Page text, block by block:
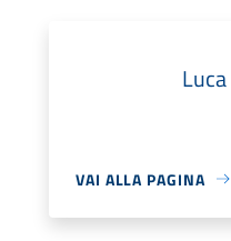
VAI ALLA PAGINA